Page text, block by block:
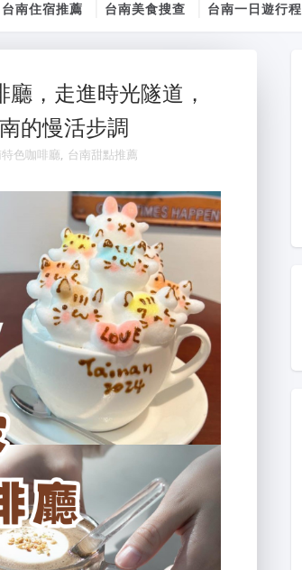
台南住宿推薦 台南美食搜查 台南一日遊行程
，走進時光隧道，
的慢活步調
色咖啡廳, 台南甜點推薦
大金冷氣維修 大金冷氣維修
蛇粉
台南油漆行 台南油漆工程